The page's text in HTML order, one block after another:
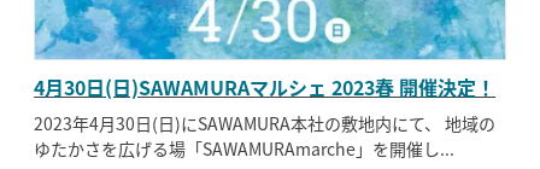
4月30日(日)SAWAMURAマルシェ 2023春 開催決定！
2023年4月30日(日)にSAWAMURA本社の敷地内にて、 地域の
ゆたかさを広げる場「SAWAMURAmarche」を開催し...